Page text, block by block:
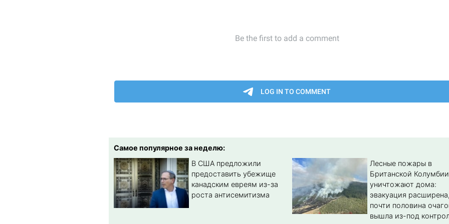
Самое популярное за неделю:
В США предложили
предоставить убежище
канадским евреям из-за
роста антисемитизма
Лесные пожары в
Британской Колумбии
уничтожают дома:
эвакуация расширена,
почти половина
вышла из-под